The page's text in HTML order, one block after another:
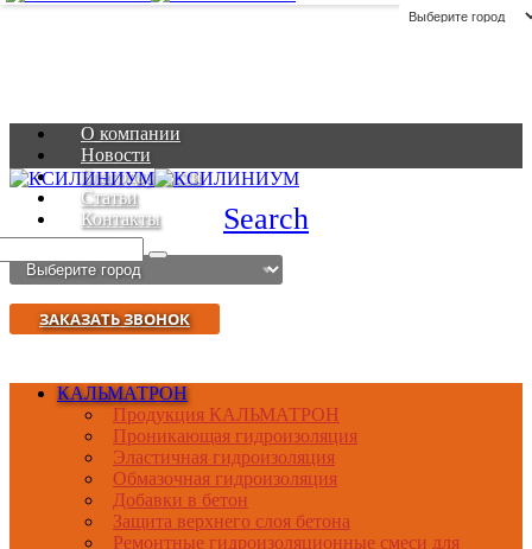
О компании
Новости
Благодарности
Статьи
Контакты
Search
ЗАКАЗАТЬ ЗВОНОК
КАЛЬМАТРОН
Продукция КАЛЬМАТРОН
Проникающая гидроизоляция
Эластичная гидроизоляция
Обмазочная гидроизоляция
Добавки в бетон
Защита верхнего слоя бетона
Ремонтные гидроизоляционные смеси для